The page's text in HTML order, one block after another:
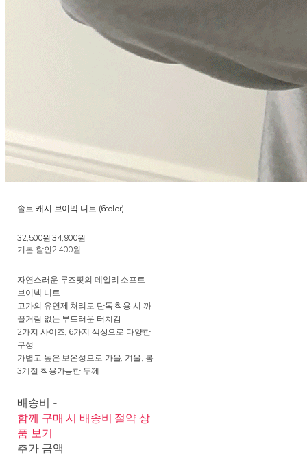
솔트 캐시 브이넥 니트 (6color)
32,500원34,900원
기본 할인2,400원
자연스러운 루즈핏의 데일리 소프트
브이넥 니트
고가의 유연제 처리로 단독 착용 시 까
끌거림 없는 부드러운 터치감
2가지 사이즈, 6가지 색상으로 다양한
구성
가볍고 높은 보온성으로 가을, 겨울, 봄
3계절 착용가능한 두께
배송비 -
함께 구매 시 배송비 절약 상
품 보기
추가 금액